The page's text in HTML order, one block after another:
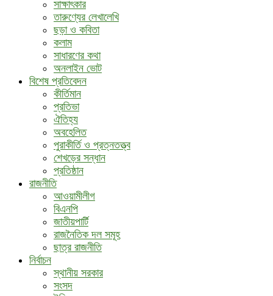
সাক্ষাৎকার
তারুণ্যের লেখালেখি
ছড়া ও কবিতা
কলাম
সাধারণের কথা
অনলাইন ভোট
বিশেষ প্রতিবেদন
কীর্তিমান
প্রতিভা
ঐতিহ্য
অবহেলিত
পুরাকীর্তি ও প্রত্নতত্ত্ব
শেখড়ের সন্ধান
প্রতিষ্ঠান
রাজনীতি
আওয়ামীলীগ
বিএনপি
জাতীয়পার্টি
রাজনৈতিক দল সমূহ
ছাত্র রাজনীতি
নির্বাচন
স্থানীয় সরকার
সংসদ